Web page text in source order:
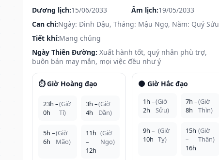
Dương lịch:15/06/2033 Âm lịch:19/05/2033
Can chi:Ngày: Đinh Dậu, Tháng: Mậu Ngọ, Năm: Quý Sửu
Tiết khí:Mang chủng
Ngày Thiên Đường: Xuất hành tốt, quý nhân phù trợ,
buôn bán may mắn, mọi việc đều như ý
⏱️ Giờ Hoàng đạo
23h –
0h
(Giờ
Tí)
3h –
4h
(Giờ
Dần)
5h –
6h
(Giờ
Mão)
11h
–
12h
(Giờ
Ngọ)
🌑 Giờ Hắc đạo
1h –
2h
(Giờ
Sửu)
7h –
8h
(Giờ
Thìn)
9h –
10h
(Giờ
Tỵ)
15h
–
16h
(Giờ
Thân)